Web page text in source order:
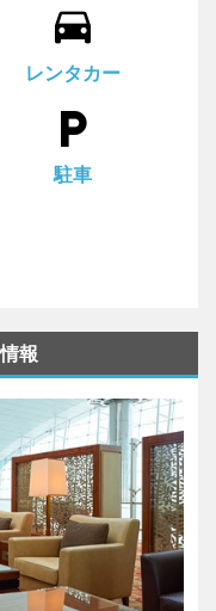
drive_eta
レンタカー
local_parking
駐車
報